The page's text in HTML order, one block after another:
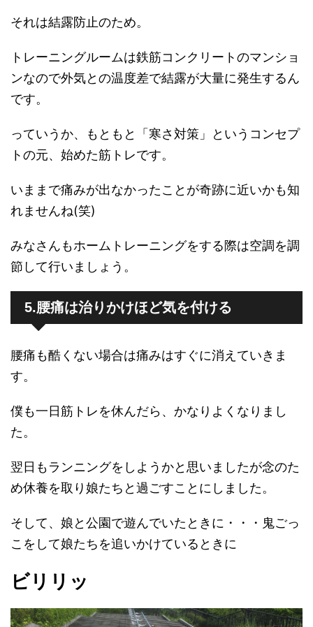
それは結露防止のため。
トレーニングルームは鉄筋コンクリートのマンショ
ンなので外気との温度差で結露が大量に発生するん
です。
っていうか、もともと「寒さ対策」というコンセプ
トの元、始めた筋トレです。
いままで痛みが出なかったことが奇跡に近いかも知
れませんね(笑)
みなさんもホームトレーニングをする際は空調を調
節して行いましょう。
5.腰痛は治りかけほど気を付ける
腰痛も酷くない場合は痛みはすぐに消えていきま
す。
僕も一日筋トレを休んだら、かなりよくなりまし
た。
翌日もランニングをしようかと思いましたが念のた
め休養を取り娘たちと過ごすことにしました。
そして、娘と公園で遊んでいたときに・・・鬼ごっ
こをして娘たちを追いかけているときに
ビリリッ